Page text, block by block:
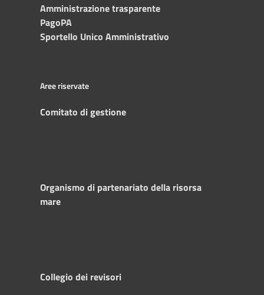
Amministrazione trasparente
PagoPA
Sportello Unico Amministrativo
Aree riservate
Comitato di gestione
Organismo di partenariato della risorsa
mare
Collegio dei revisori